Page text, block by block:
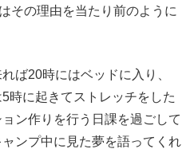
その理由を当たり前のように
ば20時にはベッドに入り、
時に起きてストレッチをした
ン作りを行う日課を過ごして
ンプ中に見た夢を語ってくれ